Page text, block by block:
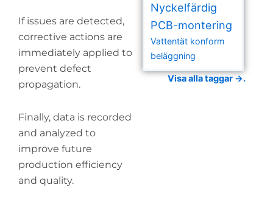
If issues are detected,
corrective actions are
immediately applied to
prevent defect
propagation.
Finally, data is recorded
and analyzed to
improve future
production efficiency
and quality.
Nyckelfärdig
PCB-montering
Vattentät konform
beläggning
Visa alla taggar →.